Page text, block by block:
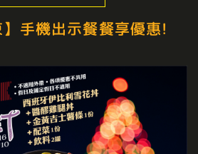
】手機出示餐餐享優惠!